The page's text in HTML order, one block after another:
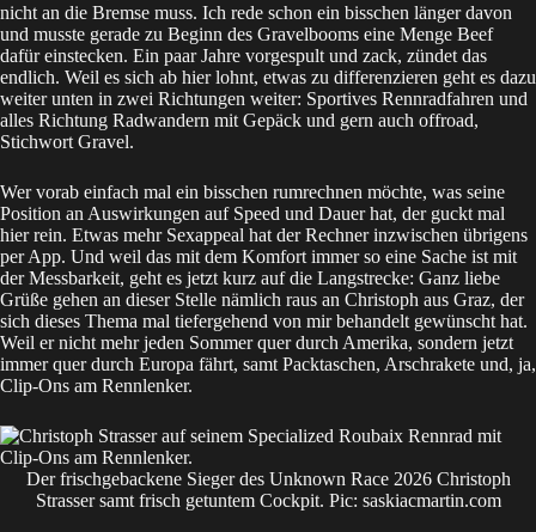
nicht an die Bremse muss. Ich rede schon ein bisschen länger davon
und musste gerade zu Beginn des Gravelbooms eine Menge Beef
dafür einstecken. Ein paar Jahre vorgespult und zack, zündet das
endlich. Weil es sich ab hier lohnt, etwas zu differenzieren geht es dazu
weiter unten in zwei Richtungen weiter: Sportives Rennradfahren und
alles Richtung Radwandern mit Gepäck und gern auch offroad,
Stichwort Gravel.
Wer vorab einfach mal ein bisschen rumrechnen möchte, was seine
Position an Auswirkungen auf Speed und Dauer hat, der guckt mal
hierrein. Etwas mehr Sexappeal hat der Rechner inzwischen übrigens
per App. Und weil das mit dem Komfort immer so eine Sache ist mit
der Messbarkeit, geht es jetzt kurz auf die Langstrecke: Ganz liebe
Grüße gehen an dieser Stelle nämlich raus an Christoph aus Graz, der
sich dieses Thema mal tiefergehend von mir behandelt gewünscht hat.
Weil er nicht mehr jeden Sommer quer durch Amerika, sondern jetzt
immer quer durch Europa fährt, samt Packtaschen, Arschrakete und, ja,
Clip-Ons am Rennlenker.
Der frischgebackene Sieger des Unknown Race 2026 Christoph
Strasser samt frisch getuntem Cockpit. Pic: saskiacmartin.com